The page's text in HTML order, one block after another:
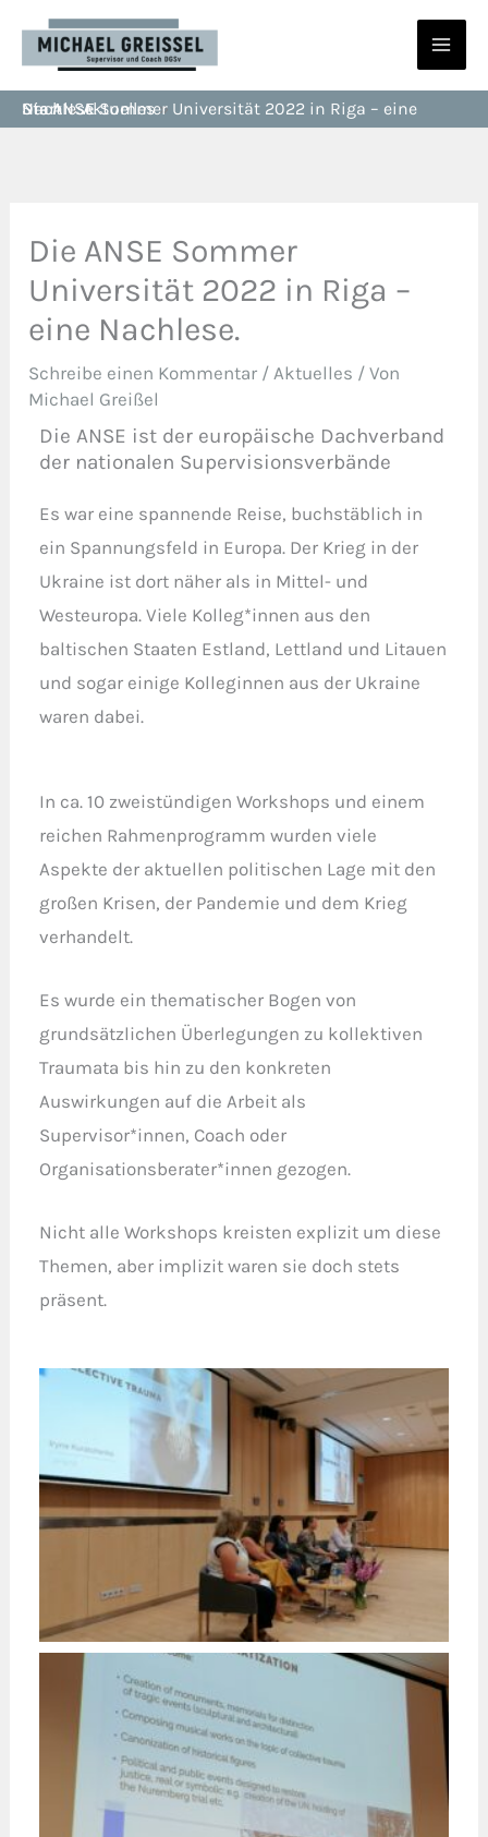
Inhalt
Start Aktuelles
Die ANSE Sommer Universität 2022 in Riga – eine Nachlese.
Die ANSE Sommer
Universität 2022 in Riga –
eine Nachlese.
Schreibe einen Kommentar / Aktuelles / Von
Michael Greißel
Die ANSE ist der europäische Dachverband
der nationalen Supervisionsverbände
Es war eine spannende Reise, buchstäblich in
ein Spannungsfeld in Europa. Der Krieg in der
Ukraine ist dort näher als in Mittel- und
Westeuropa. Viele Kolleg*innen aus den
baltischen Staaten Estland, Lettland und Litauen
und sogar einige Kolleginnen aus der Ukraine
waren dabei.
In ca. 10 zweistündigen Workshops und einem
reichen Rahmenprogramm wurden viele
Aspekte der aktuellen politischen Lage mit den
großen Krisen, der Pandemie und dem Krieg
verhandelt.
Es wurde ein thematischer Bogen von
grundsätzlichen Überlegungen zu kollektiven
Traumata bis hin zu den konkreten
Auswirkungen auf die Arbeit als
Supervisor*innen, Coach oder
Organisationsberater*innen gezogen.
Nicht alle Workshops kreisten explizit um diese
Themen, aber implizit waren sie doch stets
präsent.